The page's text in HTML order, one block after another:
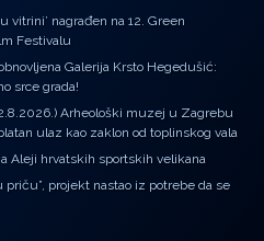
vitrini’ nagrađen na 12. Green
Festivalu
Galerija Krsto Hegedušić:
srce grada!
Arheološki muzej u Zagrebu
ulaz kao zaklon od toplinskog vala
Aleji hrvatskih sportskih velikana
priču”, projekt nastao iz potrebe da se